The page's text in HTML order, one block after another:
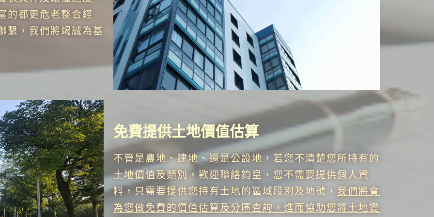
的都更危老整合經
繫，我們將竭誠為基
免費提供土地價值估算
不管是農地、建地、還是公設地，若您不清楚您所持有的
土地價值及類別，歡迎聯絡鈞皇，您不需要提供個人資
料，只需要提供您持有土地的區域段別及地號， 我們將會
為您做免費的價值估算及分區查詢，進而協助您將土地變